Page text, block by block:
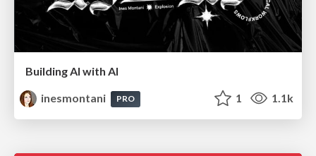
Building AI with AI
inesmontani
PRO 1 1.1k